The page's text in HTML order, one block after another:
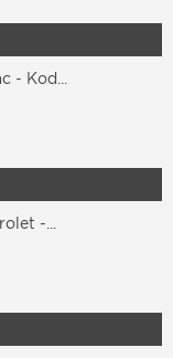
- Kod...
-...